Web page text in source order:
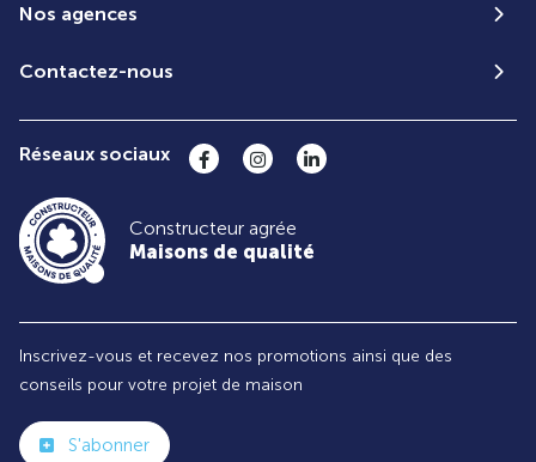
Nos agences
Contactez-nous
Réseaux sociaux
Constructeur agrée
Maisons de qualité
Inscrivez-vous et recevez nos promotions ainsi que des
conseils pour votre projet de maison
S'abonner